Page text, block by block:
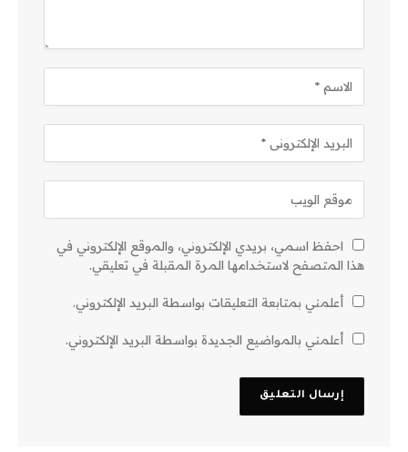
احفظ اسمي، بريدي الإلكتروني، والموقع الإلكتروني في
هذا المتصفح لاستخدامها المرة المقبلة في تعليقي.
أعلمني بمتابعة التعليقات بواسطة البريد الإلكتروني.
أعلمني بالمواضيع الجديدة بواسطة البريد الإلكتروني.